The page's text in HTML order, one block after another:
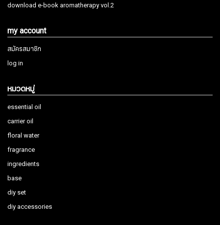
download e-book aromatherapy vol.2
my account
สมัครสมาชิก
log in
หมวดหมู่
essential oil
carrier oil
floral water
fragrance
ingredients
base
diy set
diy accessories